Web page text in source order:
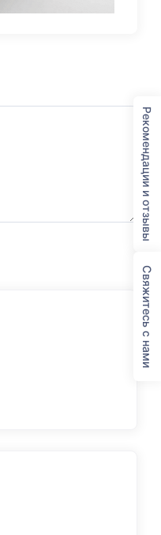
Рекомендации и отзывы
Свяжитесь с нами